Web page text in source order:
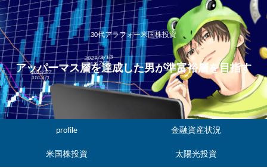
30代アラフォー米国株投資
アッパーマス層を達成した男が準富裕層を目指す
profile 金融資産状況
米国株投資 太陽光投資